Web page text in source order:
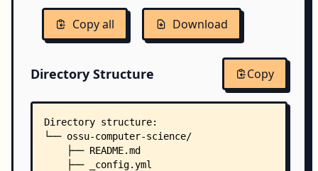
Copy all Download
Directory Structure Copy
Directory structure:
└── ossu-computer-science/
    ├── README.md
    ├── _config.yml